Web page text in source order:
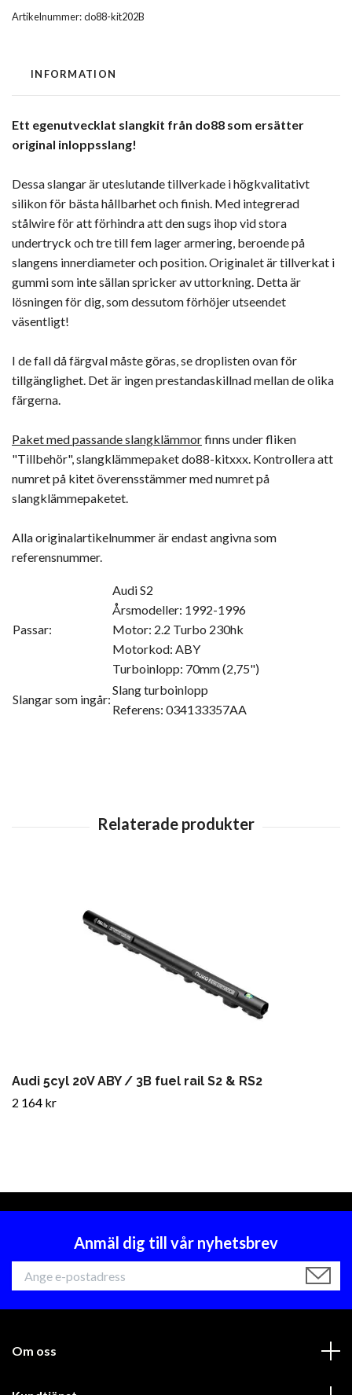
Artikelnummer:do88-kit202B
INFORMATION
Ett egenutvecklat slangkit från do88 som ersätter
original inloppsslang!
Dessa slangar är uteslutande tillverkade i högkvalitativt
silikon för bästa hållbarhet och finish. Med integrerad
stålwire för att förhindra att den sugs ihop vid stora
undertryck och tre till fem lager armering, beroende på
slangens innerdiameter och position. Originalet är tillverkat i
gummi som inte sällan spricker av uttorkning. Detta är
lösningen för dig, som dessutom förhöjer utseendet
väsentligt!
I de fall då färgval måste göras, se droplisten ovan för
tillgänglighet. Det är ingen prestandaskillnad mellan de olika
färgerna.
Paket med passande slangklämmorfinns under fliken
"Tillbehör", slangklämmepaket do88-kitxxx. Kontrollera att
numret på kitet överensstämmer med numret på
slangklämmepaketet.
Alla originalartikelnummer är endast angivna som
referensnummer.
Passar:
Audi S2
Årsmodeller: 1992-1996
Motor: 2.2 Turbo 230hk
Motorkod: ABY
Turboinlopp: 70mm (2,75")
Slangar som ingår:
Slang turboinlopp
Referens: 034133357AA
Audi 5cyl 20V ABY / 3B fuel rail S2 & RS2
2 164 kr
Anmäl dig till vår nyhetsbrev
Om oss